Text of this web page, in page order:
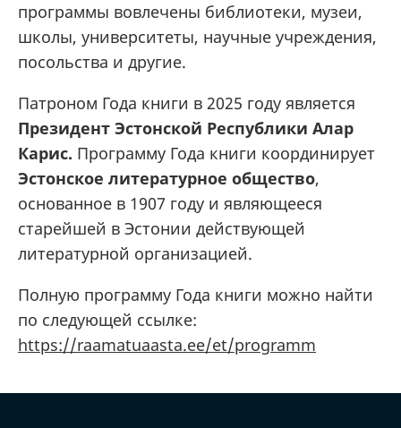
программы вовлечены библиотеки, музеи,
школы, университеты, научные учреждения,
посольства и другие.
Патроном Года книги в 2025 году является
Президент Эстонской Республики Алар
Карис. Программу Года книги координирует
Эстонское литературное общество,
основанное в 1907 году и являющееся
старейшей в Эстонии действующей
литературной организацией.
Полную программу Года книги можно найти
по следующей ссылке:
https://raamatuaasta.ee/et/programm